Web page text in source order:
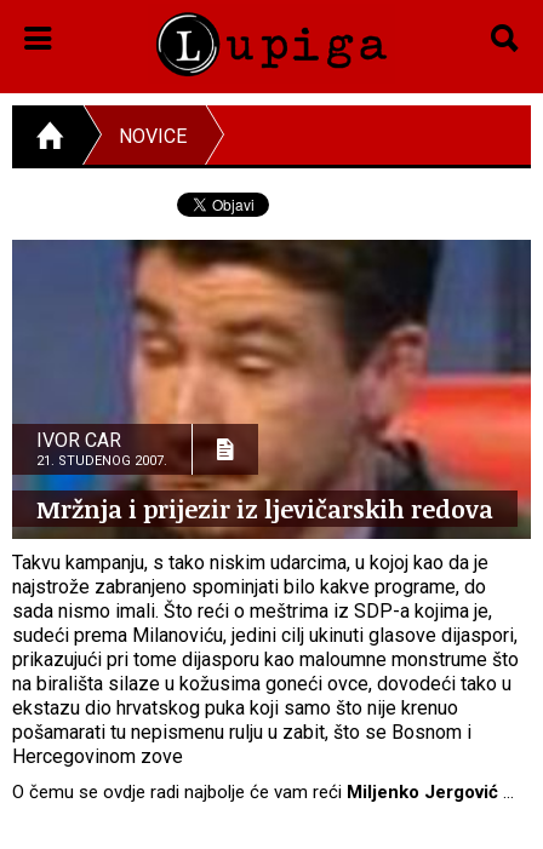
NOVICE
IVOR CAR
21. STUDENOG 2007.
Mržnja i prijezir iz ljevičarskih redova
Takvu kampanju, s tako niskim udarcima, u kojoj kao da je
najstrože zabranjeno spominjati bilo kakve programe, do
sada nismo imali. Što reći o meštrima iz SDP-a kojima je,
sudeći prema Milanoviću, jedini cilj ukinuti glasove dijaspori,
prikazujući pri tome dijasporu kao maloumne monstrume što
na birališta silaze u kožusima goneći ovce, dovodeći tako u
ekstazu dio hrvatskog puka koji samo što nije krenuo
pošamarati tu nepismenu rulju u zabit, što se Bosnom i
Hercegovinom zove
O čemu se ovdje radi najbolje će vam reći Miljenko Jergović ...